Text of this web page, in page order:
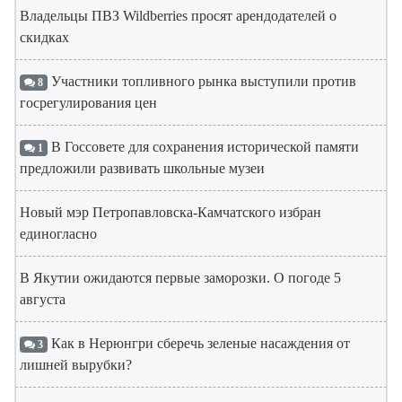
Владельцы ПВЗ Wildberries просят арендодателей о
скидках
8 Участники топливного рынка выступили против
госрегулирования цен
1 В Госсовете для сохранения исторической памяти
предложили развивать школьные музеи
Новый мэр Петропавловска-Камчатского избран
единогласно
В Якутии ожидаются первые заморозки. О погоде 5
августа
3 Как в Нерюнгри сберечь зеленые насаждения от
лишней вырубки?